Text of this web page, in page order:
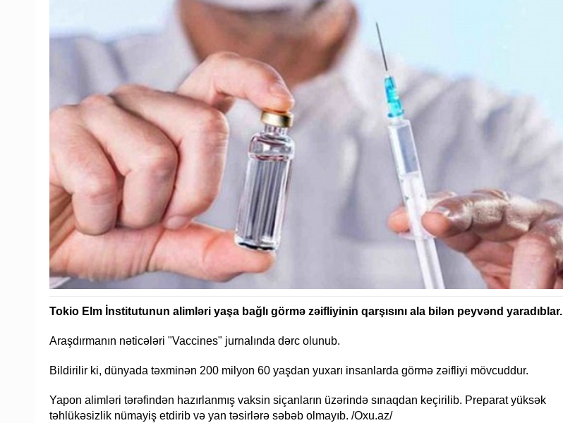
Tokio Elm İnstitutunun alimləri yaşa bağlı görmə zəifliyinin qarşısını ala bilən peyvənd yaradıblar.
Araşdırmanın nəticələri "Vaccines" jurnalında dərc olunub.
Bildirilir ki, dünyada təxminən 200 milyon 60 yaşdan yuxarı insanlarda görmə zəifliyi mövcuddur.
Yapon alimləri tərəfindən hazırlanmış vaksin siçanların üzərində sınaqdan keçirilib. Preparat yüksək
təhlükəsizlik nümayiş etdirib və yan təsirlərə səbəb olmayıb. /Oxu.az/